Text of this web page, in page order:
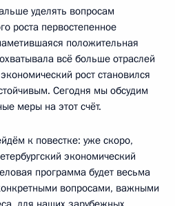
уделять вопросам
роста первостепенное
положительная
всё больше отраслей
рост становился
Сегодня мы обсудим
меры на этот счёт.
к повестке: уже скоро,
экономический
программа будет весьма
вопросами, важными